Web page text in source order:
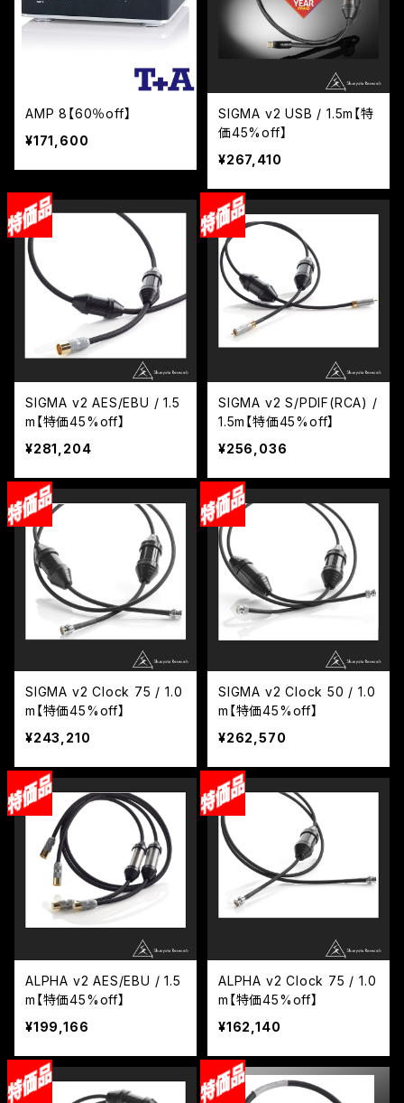
AMP 8【60％off】
¥171,600
SIGMA v2 USB / 1.5m【特
価45%off】
¥267,410
SIGMA v2 AES/EBU / 1.5
m【特価45%off】
¥281,204
SIGMA v2 S/PDIF(RCA) /
1.5m【特価45%off】
¥256,036
SIGMA v2 Clock 75 / 1.0
m【特価45%off】
¥243,210
SIGMA v2 Clock 50 / 1.0
m【特価45%off】
¥262,570
ALPHA v2 AES/EBU / 1.5
m【特価45%off】
¥199,166
ALPHA v2 Clock 75 / 1.0
m【特価45%off】
¥162,140